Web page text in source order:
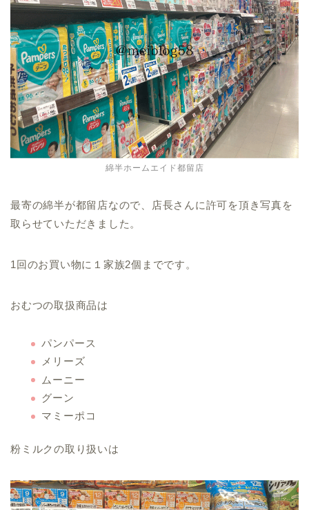
綿半ホームエイド都留店
最寄の綿半が都留店なので、店長さんに許可を頂き写真を
取らせていただきました。
1回のお買い物に１家族2個までです。
おむつの取扱商品は
パンパース
メリーズ
ムーニー
グーン
マミーポコ
粉ミルクの取り扱いは